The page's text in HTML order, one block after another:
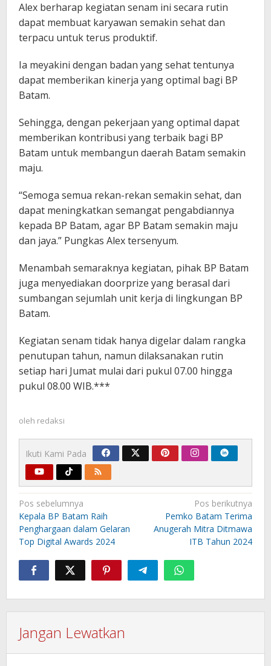
Alex berharap kegiatan senam ini secara rutin
dapat membuat karyawan semakin sehat dan
terpacu untuk terus produktif.
Ia meyakini dengan badan yang sehat tentunya
dapat memberikan kinerja yang optimal bagi BP
Batam.
Sehingga, dengan pekerjaan yang optimal dapat
memberikan kontribusi yang terbaik bagi BP
Batam untuk membangun daerah Batam semakin
maju.
“Semoga semua rekan-rekan semakin sehat, dan
dapat meningkatkan semangat pengabdiannya
kepada BP Batam, agar BP Batam semakin maju
dan jaya.” Pungkas Alex tersenyum.
Menambah semaraknya kegiatan, pihak BP Batam
juga menyediakan doorprize yang berasal dari
sumbangan sejumlah unit kerja di lingkungan BP
Batam.
Kegiatan senam tidak hanya digelar dalam rangka
penutupan tahun, namun dilaksanakan rutin
setiap hari Jumat mulai dari pukul 07.00 hingga
pukul 08.00 WIB.***
oleh redaksi
Ikuti Kami Pada
Navigasi
pos
Pos sebelumnya
Kepala BP Batam Raih
Penghargaan dalam Gelaran
Top Digital Awards 2024
Pos berikutnya
Pemko Batam Terima
Anugerah Mitra Ditmawa
ITB Tahun 2024
Jangan Lewatkan